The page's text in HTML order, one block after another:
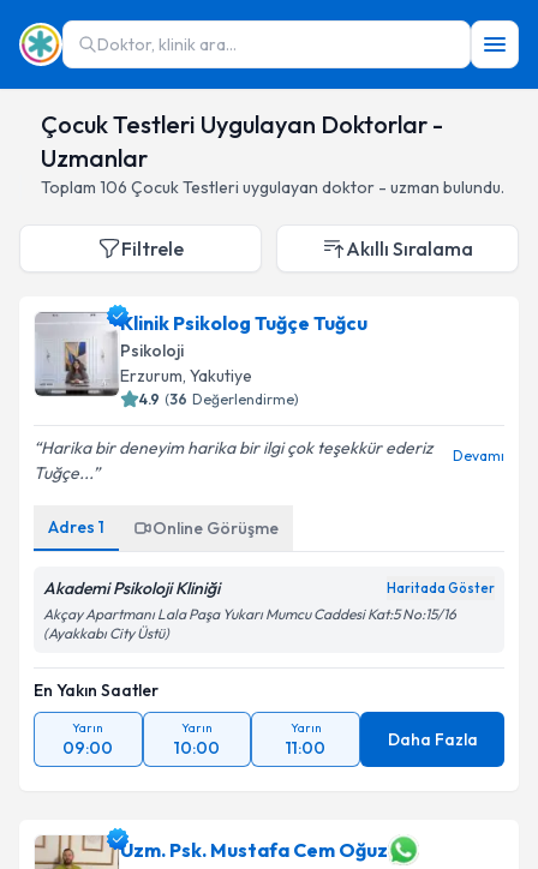
Doktor, klinik ara...
Çocuk Testleri Uygulayan Doktorlar -
Uzmanlar
Toplam 106 Çocuk Testleri uygulayan doktor - uzman bulundu.
Filtrele Akıllı Sıralama
Klinik Psikolog Tuğçe Tuğcu
Psikoloji
Erzurum, Yakutiye
4.9 (36 Değerlendirme)
Harika bir deneyim harika bir ilgi çok teşekkür ederiz
Tuğçe...
Devamı
Adres 1 Online Görüşme
Akademi Psikoloji Kliniği Haritada Göster
Akçay Apartmanı Lala Paşa Yukarı Mumcu Caddesi Kat:5 No:15/16
(Ayakkabı City Üstü)
En Yakın Saatler
Yarın
09:00
Yarın
10:00
Yarın
11:00 Daha Fazla
Uzm. Psk. Mustafa Cem Oğuz